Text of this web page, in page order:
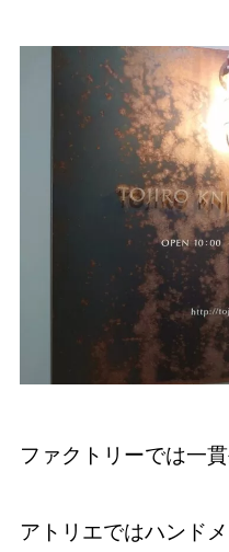
ファクトリーでは一貫
アトリエではハンド